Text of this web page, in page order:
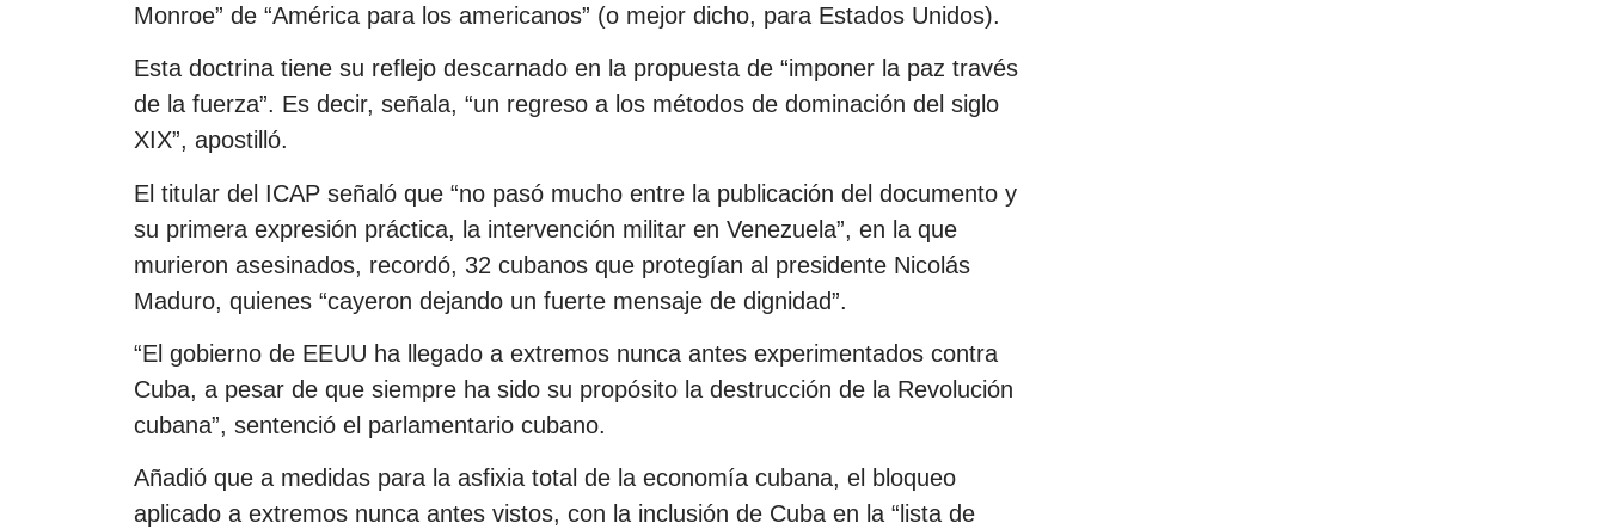
Monroe” de “América para los americanos” (o mejor dicho, para Estados Unidos).
Esta doctrina tiene su reflejo descarnado en la propuesta de “imponer la paz través
de la fuerza”. Es decir, señala, “un regreso a los métodos de dominación del siglo
XIX”, apostilló.
El titular del ICAP señaló que “no pasó mucho entre la publicación del documento y
su primera expresión práctica, la intervención militar en Venezuela”, en la que
murieron asesinados, recordó, 32 cubanos que protegían al presidente Nicolás
Maduro, quienes “cayeron dejando un fuerte mensaje de dignidad”.
“El gobierno de EEUU ha llegado a extremos nunca antes experimentados contra
Cuba, a pesar de que siempre ha sido su propósito la destrucción de la Revolución
cubana”, sentenció el parlamentario cubano.
Añadió que a medidas para la asfixia total de la economía cubana, el bloqueo
aplicado a extremos nunca antes vistos, con la inclusión de Cuba en la “lista de